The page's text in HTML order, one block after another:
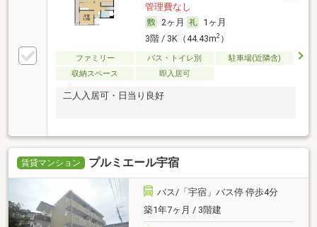
管理費なし
2ヶ月
1ヶ月
3階 / 3K（44.43m2）
ファミリー バス・トイレ別
駐車場(近隣含)
収納スペース
即入居可
二人入居可・日当り良好
賃貸マンション プルミエール宇宿
バス/「宇宿」バス停 停歩4分
築1年7ヶ月 / 3階建